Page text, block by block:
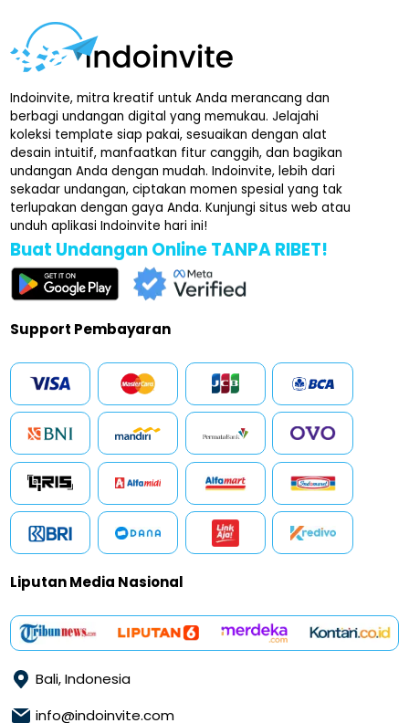
Indoinvite, mitra kreatif untuk Anda merancang dan
berbagi undangan digital yang memukau. Jelajahi
koleksi template siap pakai, sesuaikan dengan alat
desain intuitif, manfaatkan fitur canggih, dan bagikan
undangan Anda dengan mudah. Indoinvite, lebih dari
sekadar undangan, ciptakan momen spesial yang tak
terlupakan dengan gaya Anda. Kunjungi situs web atau
unduh aplikasi Indoinvite hari ini!
Buat Undangan Online TANPA RIBET!
Support Pembayaran
Liputan Media Nasional
Bali, Indonesia
info@indoinvite.com